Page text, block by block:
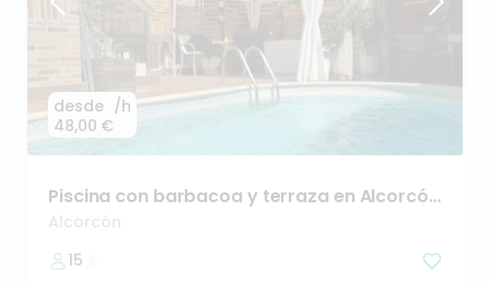
desde
48,00 €
/h
Piscina con barbacoa y terraza en Alcorcón
🌞🫧
Alcorcón
15